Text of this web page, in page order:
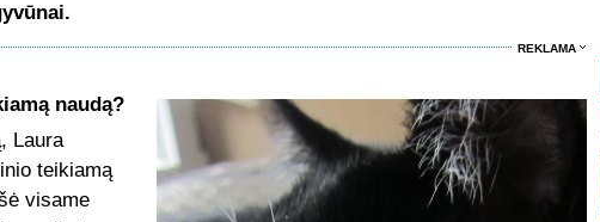
REKLAMA
naudą?
Laura
teikiamą
visame